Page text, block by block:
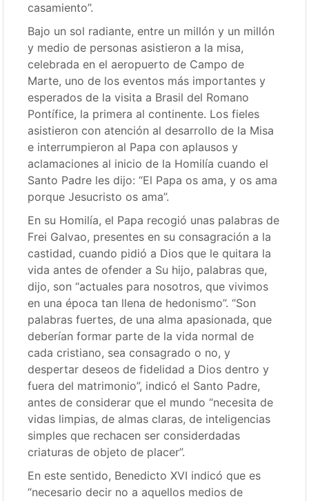
casamiento”.
Bajo un sol radiante, entre un millón y un millón
y medio de personas asistieron a la misa,
celebrada en el aeropuerto de Campo de
Marte, uno de los eventos más importantes y
esperados de la visita a Brasil del Romano
Pontífice, la primera al continente. Los fieles
asistieron con atención al desarrollo de la Misa
e interrumpieron al Papa con aplausos y
aclamaciones al inicio de la Homilía cuando el
Santo Padre les dijo: “El Papa os ama, y os ama
porque Jesucristo os ama”.
En su Homilía, el Papa recogió unas palabras de
Frei Galvao, presentes en su consagración a la
castidad, cuando pidió a Dios que le quitara la
vida antes de ofender a Su hijo, palabras que,
dijo, son “actuales para nosotros, que vivimos
en una época tan llena de hedonismo”. “Son
palabras fuertes, de una alma apasionada, que
deberían formar parte de la vida normal de
cada cristiano, sea consagrado o no, y
despertar deseos de fidelidad a Dios dentro y
fuera del matrimonio”, indicó el Santo Padre,
antes de considerar que el mundo “necesita de
vidas limpias, de almas claras, de inteligencias
simples que rechacen ser considerdadas
criaturas de objeto de placer”.
En este sentido, Benedicto XVI indicó que es
“necesario decir no a aquellos medios de